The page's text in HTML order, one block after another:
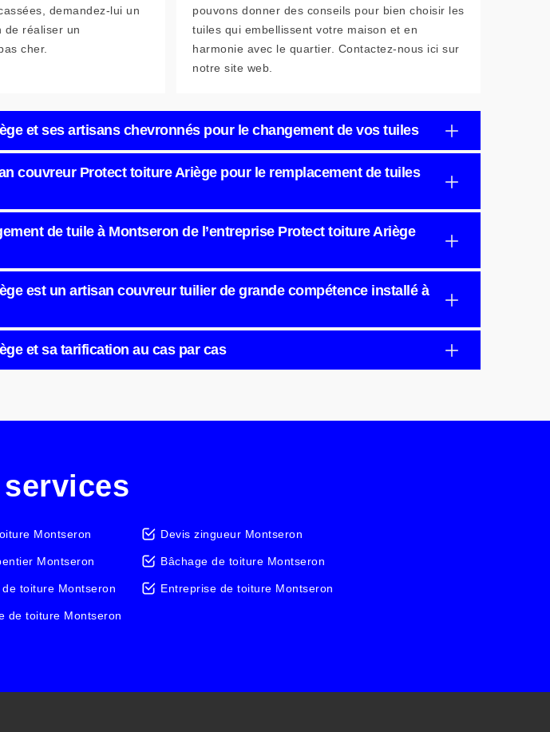
demandez-lui un
de réaliser un
cher.
pouvons donner des conseils pour bien choisir les
tuiles qui embellissent votre maison et en
harmonie avec le quartier. Contactez-nous ici sur
notre site web.
et ses artisans chevronnés pour le changement de vos tuiles
couvreur Protect toiture Ariège pour le remplacement de tuiles
de tuile à Montseron de l’entreprise Protect toiture Ariège
est un artisan couvreur tuilier de grande compétence installé à
et sa tarification au cas par cas
Montseron
Montseron
toiture Montseron
de toiture Montseron
Devis zingueur Montseron
Bâchage de toiture Montseron
Entreprise de toiture Montseron